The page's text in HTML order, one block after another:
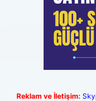
Reklam ve İletişim: